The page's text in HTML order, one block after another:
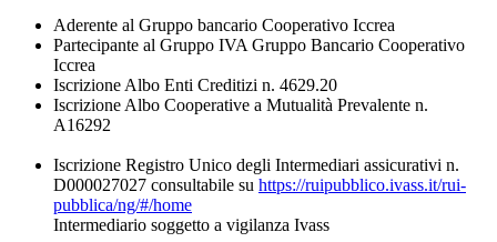
Aderente al Gruppo bancario Cooperativo Iccrea
Partecipante al Gruppo IVA Gruppo Bancario Cooperativo
Iccrea
Iscrizione Albo Enti Creditizi n. 4629.20
Iscrizione Albo Cooperative a Mutualità Prevalente n.
A16292
Iscrizione Registro Unico degli Intermediari assicurativi n.
D000027027 consultabile su https://ruipubblico.ivass.it/rui-
pubblica/ng/#/home
Intermediario soggetto a vigilanza Ivass